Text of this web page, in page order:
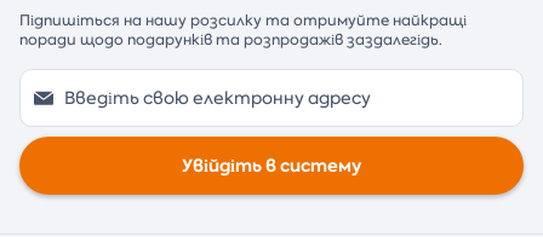
Підпишіться на нашу розсилку та отримуйте найкращі
поради щодо подарунків та розпродажів заздалегідь.
Увійдіть в систему